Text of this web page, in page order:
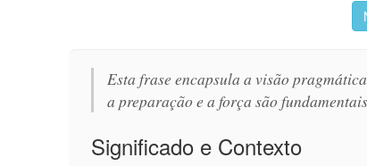
Esta frase encapsula a visão
a preparação e a força são
Significado e Contexto